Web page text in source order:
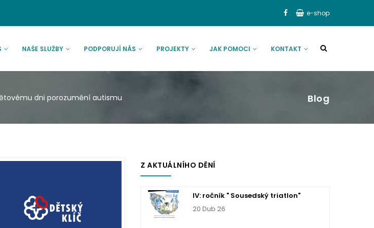
e-shop
NAŠE SLUŽBY PODPORUJÍ NÁS PROJEKTY JAK POMOCI KONTAKT
Blog
dni porozumění autismu
Z AKTUÁLNÍHO DĚNÍ
IV: ročník " Sousedský triatlon"
20 Dub 26